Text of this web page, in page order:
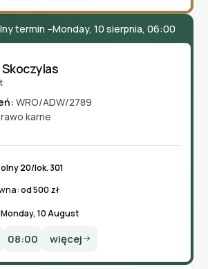
termin –Monday, 10 sierpnia, 06:00
Skoczylas
WRO/ADW/2789
karne
20/lok. 301
od 500 zł
Monday, 10 August
08:00 więcej